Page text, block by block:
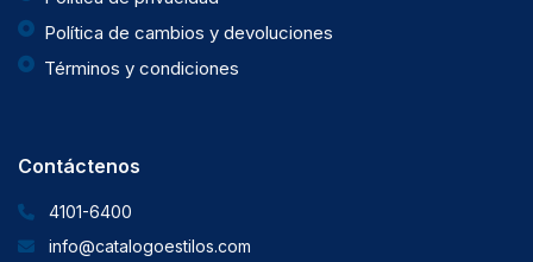
Política de cambios y devoluciones
Términos y condiciones
Contáctenos
4101-6400
info@catalogoestilos.com